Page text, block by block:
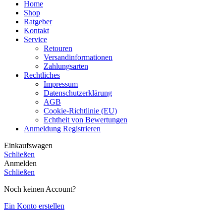
Home
Shop
Ratgeber
Kontakt
Service
Retouren
Versandinformationen
Zahlungsarten
Rechtliches
Impressum
Datenschutzerklärung
AGB
Cookie-Richtlinie (EU)
Echtheit von Bewertungen
Anmeldung Registrieren
Einkaufswagen
Schließen
Anmelden
Schließen
Noch keinen Account?
Ein Konto erstellen